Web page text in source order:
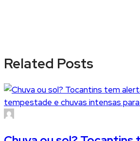
Related Posts